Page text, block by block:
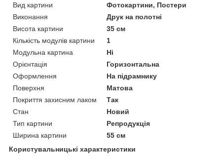
Вид картини
Фотокартини, Постери
Виконання
Друк на полотні
Висота картини
35 см
Кількість модулів картини
1
Модульна картина
Ні
Орієнтація
Горизонтальна
Оформлення
На підрамнику
Поверхня
Матова
Покриття захисним лаком
Так
Стан
Новий
Тип картини
Репродукція
Ширина картини
55 см
Користувальницькі характеристики